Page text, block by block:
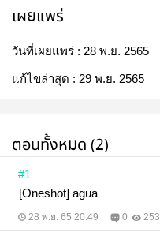
เผยแพร่
วันที่เผยแพร่ : 28 พ.ย. 2565
แก้ไขล่าสุด : 29 พ.ย. 2565
ตอนทั้งหมด (2)
#1
[Oneshot] agua
28 พ.ย. 65 20:49 0 253